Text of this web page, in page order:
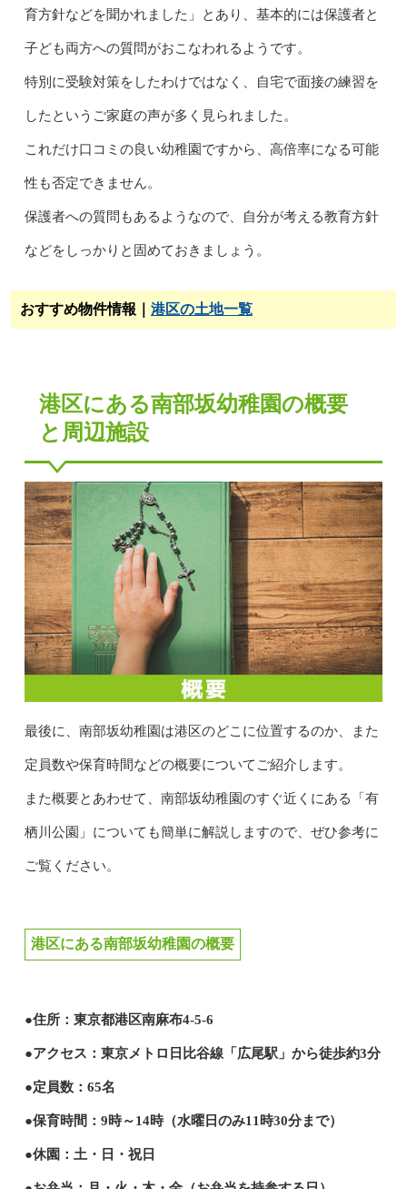
育方針などを聞かれました」とあり、基本的には保護者と
子ども両方への質問がおこなわれるようです。
特別に受験対策をしたわけではなく、自宅で面接の練習を
したというご家庭の声が多く見られました。
これだけ口コミの良い幼稚園ですから、高倍率になる可能
性も否定できません。
保護者への質問もあるようなので、自分が考える教育方針
などをしっかりと固めておきましょう。
おすすめ物件情報｜ 港区の土地一覧
港区にある南部坂幼稚園の概要
と周辺施設
最後に、南部坂幼稚園は港区のどこに位置するのか、また
定員数や保育時間などの概要についてご紹介します。
また概要とあわせて、南部坂幼稚園のすぐ近くにある「有
栖川公園」についても簡単に解説しますので、ぜひ参考に
ご覧ください。
港区にある南部坂幼稚園の概要
●住所：東京都港区南麻布4-5-6
●アクセス：東京メトロ日比谷線「広尾駅」から徒歩約3分
●定員数：65名
●保育時間：9時～14時（水曜日のみ11時30分まで）
●休園：土・日・祝日